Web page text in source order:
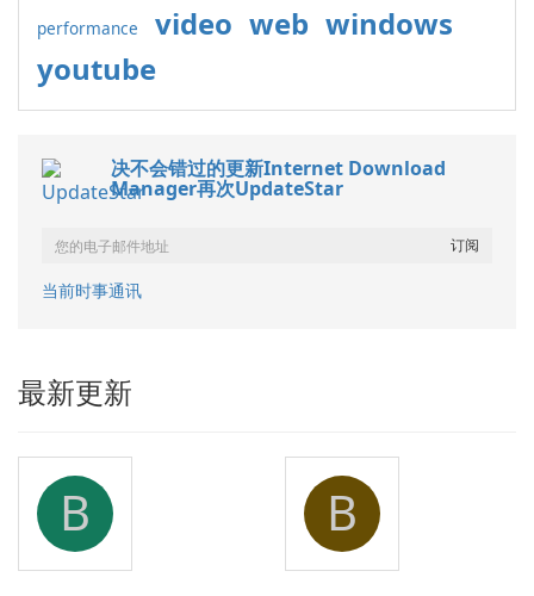
performance video web windows
youtube
决不会错过的更新Internet Download
Manager再次UpdateStar
当前时事通讯
最新更新
B B